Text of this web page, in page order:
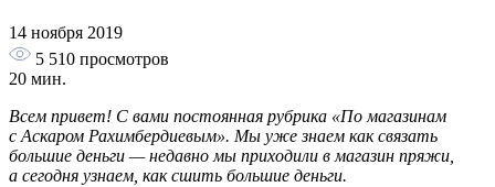
14 ноября 2019
5 510 просмотров
20 мин.
Всем привет! С вами постоянная рубрика «По магазинам
с Аскаром Рахимбердиевым». Мы уже знаем как связать
большие деньги — недавно мы приходили в магазин пряжи,
а сегодня узнаем, как сшить большие деньги.